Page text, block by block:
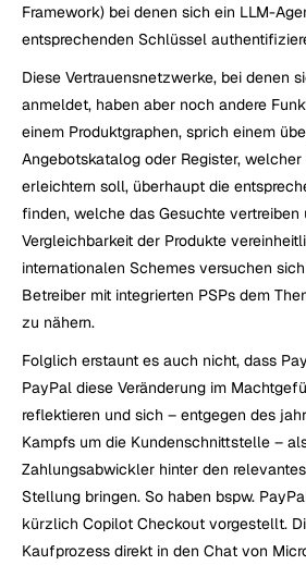
Framework) bei denen sich ein LLM-
entsprechenden Schlüssel
Diese Vertrauensnetzwerke, bei denen
anmeldet, haben aber noch andere
einem Produktgraphen, sprich einem
Angebotskatalog oder Register, welcher
erleichtern soll, überhaupt die
finden, welche das Gesuchte vertreiben
Vergleichbarkeit der Produkte
internationalen Schemes versuchen
Betreiber mit integrierten PSPs dem
zu nähern.
Folglich erstaunt es auch nicht, dass
PayPal diese Veränderung im
reflektieren und sich – entgegen des
Kampfs um die Kundenschnittstelle –
Zahlungsabwickler hinter den
Stellung bringen. So haben bspw.
kürzlich Copilot Checkout vorgestellt.
Kaufprozess direkt in den Chat von